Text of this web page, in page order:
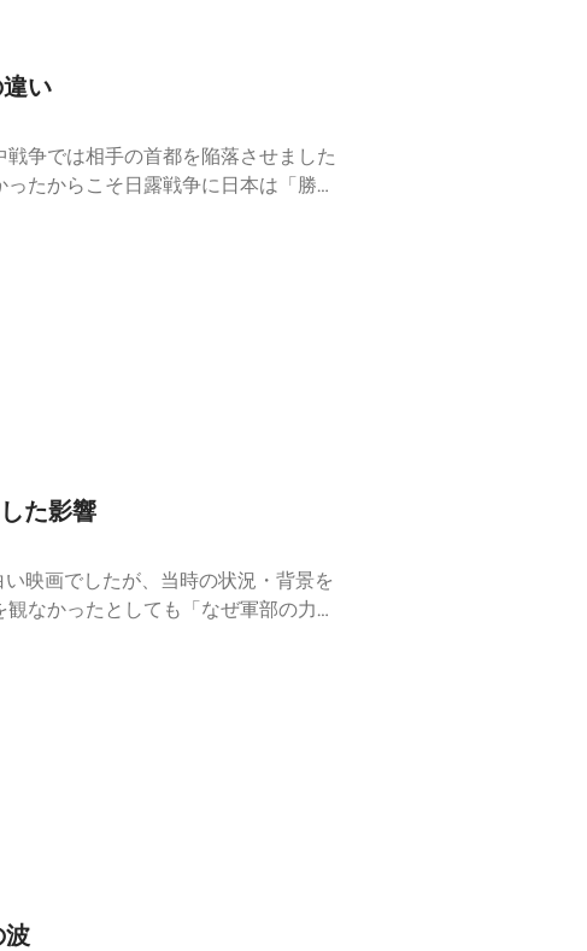
い
争では相手の首都を陥落させました
たからこそ日露戦争に日本は「勝
在なまま突入したのでした。※ 次
す。）
た影響
映画でしたが、当時の状況・背景を
なかったとしても「なぜ軍部の力が
31日（金）全国公開⁠https://kaisenze
波